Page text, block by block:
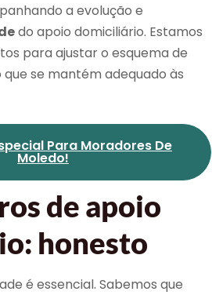
a evolução e
do apoio domiciliário. Estamos
para ajustar o esquema de
se mantém adequado às
Para Moradores De
Moledo!
de apoio
honesto
é essencial. Sabemos que